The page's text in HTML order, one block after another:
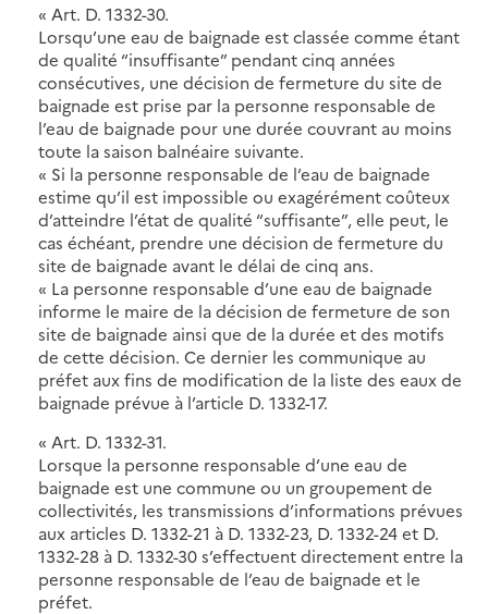
« Art. D. 1332-30.
Lorsqu’une eau de baignade est classée comme étant
de qualité “insuffisante” pendant cinq années
consécutives, une décision de fermeture du site de
baignade est prise par la personne responsable de
l’eau de baignade pour une durée couvrant au moins
toute la saison balnéaire suivante.
« Si la personne responsable de l’eau de baignade
estime qu’il est impossible ou exagérément coûteux
d’atteindre l’état de qualité “suffisante”, elle peut, le
cas échéant, prendre une décision de fermeture du
site de baignade avant le délai de cinq ans.
« La personne responsable d’une eau de baignade
informe le maire de la décision de fermeture de son
site de baignade ainsi que de la durée et des motifs
de cette décision. Ce dernier les communique au
préfet aux fins de modification de la liste des eaux de
baignade prévue à l’article D. 1332-17.
« Art. D. 1332-31.
Lorsque la personne responsable d’une eau de
baignade est une commune ou un groupement de
collectivités, les transmissions d’informations prévues
aux articles D. 1332-21 à D. 1332-23, D. 1332-24 et D.
1332-28 à D. 1332-30 s’effectuent directement entre la
personne responsable de l’eau de baignade et le
préfet.